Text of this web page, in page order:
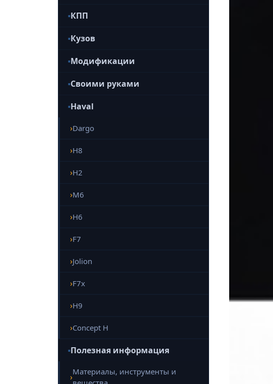
КПП
Кузов
Модификации
Своими руками
Haval
Dargo
H8
H2
M6
H6
F7
Jolion
F7x
H9
Concept H
Полезная информация
Материалы, инструменты и